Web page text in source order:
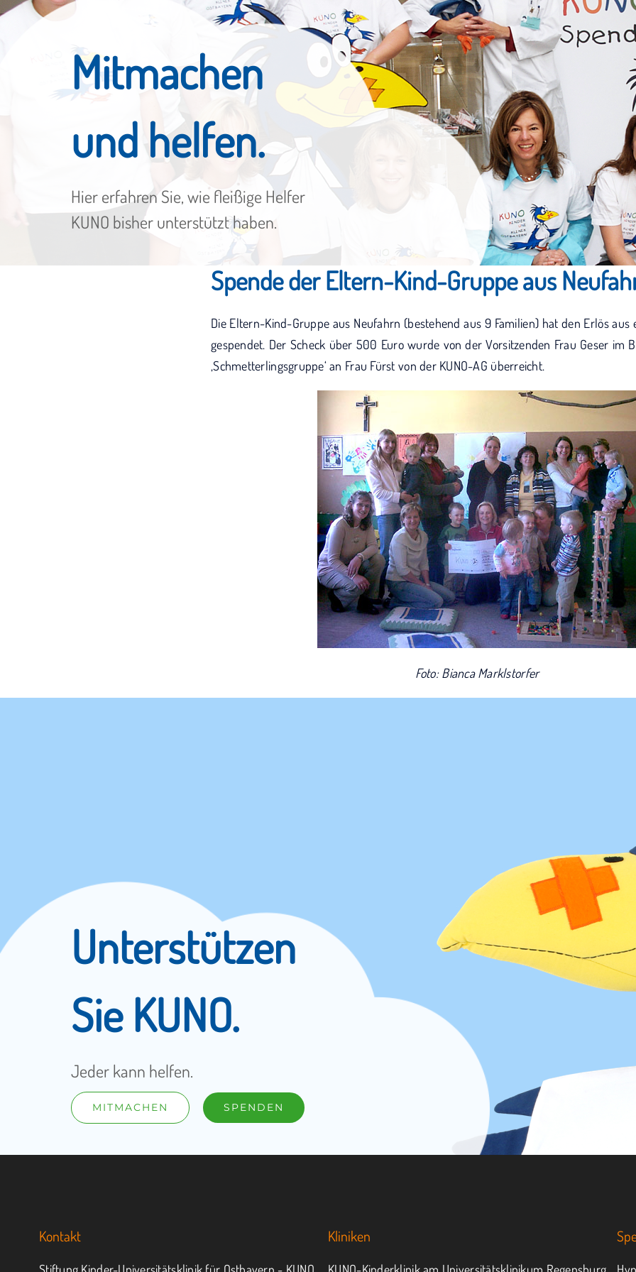
Mitmachen
und helfen.
Hier erfahren Sie, wie fleißige Helfer
KUNO bisher unterstützt haben.
Spende der Eltern-Kind-Gruppe aus
Die Eltern-Kind-Gruppe aus Neufahrn (bestehend aus 9 Familien) hat den Erlös aus
gespendet. Der Scheck über 500 Euro wurde von der Vorsitzenden Frau Geser im
‚Schmetterlingsgruppe‘ an Frau Fürst von der KUNO-AG überreicht.
Foto: Bianca Marklstorfer
Unterstützen
Sie KUNO.
Jeder kann helfen.
MITMACHEN SPENDEN
Kontakt Kliniken